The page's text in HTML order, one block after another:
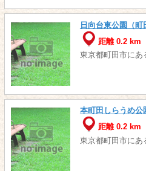
日向台東公園（町
距離 0.2 km
東京都町田市にあ
本町田しらうめ公
距離 0.2 km
東京都町田市にあ